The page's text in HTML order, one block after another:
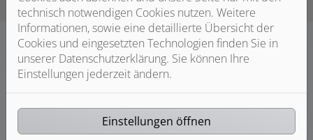
Kundendienst und Wartung
Service vom Fachbetrieb in Oberndorf-
technisch notwendigen Cookies nutzen. Weitere
Informationen, sowie eine detaillierte Übersicht der
Cookies und eingesetzten Technologien finden Sie in
unserer Datenschutzerklärung. Sie können Ihre
Einstellungen jederzeit ändern.
Einstellungen öffnen